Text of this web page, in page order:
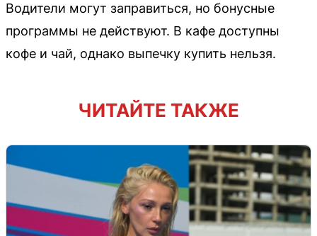
Водители могут заправиться, но бонусные
программы не действуют. В кафе доступны
кофе и чай, однако выпечку купить нельзя.
ЧИТАЙТЕ ТАКЖЕ